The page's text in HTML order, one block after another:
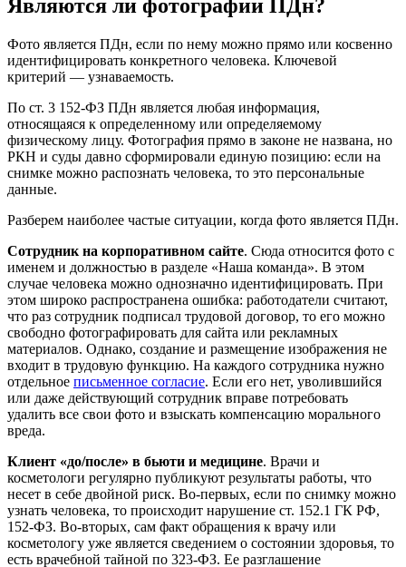
Являются ли фотографии ПДн?
Фото является ПДн, если по нему можно прямо или косвенно
идентифицировать конкретного человека. Ключевой
критерий — узнаваемость.
По ст. 3 152-ФЗ ПДн является любая информация,
относящаяся к определенному или определяемому
физическому лицу. Фотография прямо в законе не названа, но
РКН и суды давно сформировали единую позицию: если на
снимке можно распознать человека, то это персональные
данные.
Разберем наиболее частые ситуации, когда фото является ПДн.
Сотрудник на корпоративном сайте. Сюда относится фото с
именем и должностью в разделе «Наша команда». В этом
случае человека можно однозначно идентифицировать. При
этом широко распространена ошибка: работодатели считают,
что раз сотрудник подписал трудовой договор, то его можно
свободно фотографировать для сайта или рекламных
материалов. Однако, создание и размещение изображения не
входит в трудовую функцию. На каждого сотрудника нужно
отдельное письменное согласие. Если его нет, уволившийся
или даже действующий сотрудник вправе потребовать
удалить все свои фото и взыскать компенсацию морального
вреда.
Клиент «до/после» в бьюти и медицине. Врачи и
косметологи регулярно публикуют результаты работы, что
несет в себе двойной риск. Во-первых, если по снимку можно
узнать человека, то происходит нарушение ст. 152.1 ГК РФ,
152-ФЗ. Во-вторых, сам факт обращения к врачу или
косметологу уже является сведением о состоянии здоровья, то
есть врачебной тайной по 323-ФЗ. Ее разглашение